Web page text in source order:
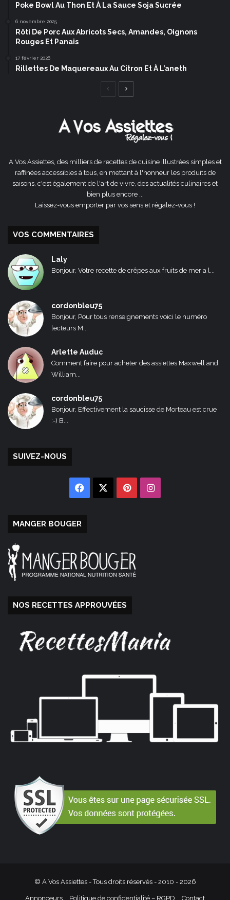
Poke Bowl Au Thon Et À La Sauce Soja Sucrée
6 novembre 2025
Rôti De Porc Aux Abricots Secs, Amandes, Oignons
Rouges Et Panais
17 février 2026
Rillettes De Maquereaux Au Citron Et À L’aneth
Page
A Vos Assiettes, des milliers de recettes de cuisine illustrées simples et
raffinées accessibles à tous, en mettant à l'honneur les produits de
saisons, c'est également de l'art de vivre, des actualités culinaires et
bien plus encore ...
Laissez-vous emporter par vos sens et régalez-vous !
VOS COMMENTAIRES
Laly
Bonjour, Votre recette de crêpes aux fruits de mer a l...
cordonbleu75
Bonjour, Pour tous renseignements voici le numéro
lecteurs M...
Arlette Auduc
Comment faire pour acheter des assiettes Maxwell and
William...
cordonbleu75
Bonjour, Effectivement la saucisse de Morteau est crue
:-) B...
SUIVEZ-NOUS
Facebook PinterestInstagram
MANGER BOUGER
NOS RECETTES APPROUVÉES
© A Vos Assiettes - Tous droits réservés - 2010 - 2026
Annonceurs Politique de confidentialité – RGPD Contact